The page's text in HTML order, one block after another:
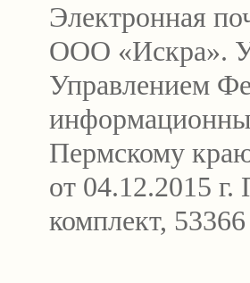
Электронная
ООО «Искра».
Управлением
Пермскому
от 04.12.2015
комплект,